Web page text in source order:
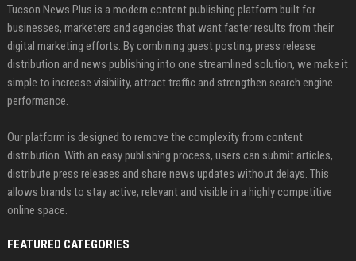
Tucson News Plus is a modern content publishing platform built for
businesses, marketers and agencies that want faster results from their
digital marketing efforts. By combining guest posting, press release
distribution and news publishing into one streamlined solution, we make it
simple to increase visibility, attract traffic and strengthen search engine
performance.
Our platform is designed to remove the complexity from content
distribution. With an easy publishing process, users can submit articles,
distribute press releases and share news updates without delays. This
allows brands to stay active, relevant and visible in a highly competitive
online space.
FEATURED CATEGORIES